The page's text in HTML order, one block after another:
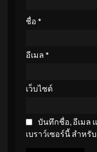
ชื่อ *
อีเมล *
เว็บไซต์
บันทึกชื่อ, อีเมล
เบราว์เซอร์นี้ สำห